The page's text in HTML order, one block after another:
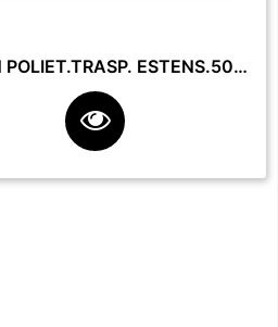
FILM IN POLIET.TRASP. ESTENS.50 CM 23 MY 2.2 KG **